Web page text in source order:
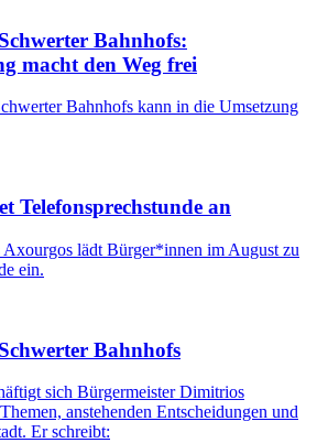
Bahnhofs:
macht den Weg frei
Bahnhofs kann in die Umsetzung
Telefonsprechstunde an
lädt Bürger*innen im August zu
ein.
Bahnhofs
sich Bürgermeister Dimitrios
anstehenden Entscheidungen und
Er schreibt: